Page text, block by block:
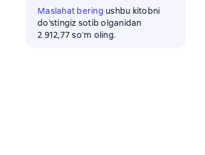
Maslahat bering ushbu kitobni
do'stingiz sotib olganidan
2 912,77 soʻm oling.